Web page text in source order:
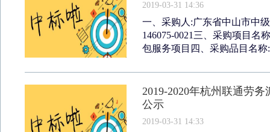
2019-03-31 14:36
一、采购人:广东省中山市中
146075-0021三、采购项目名
包服务项目四、采购品目名称
2019-2020年杭州联通劳
公示
2019-03-31 14:33